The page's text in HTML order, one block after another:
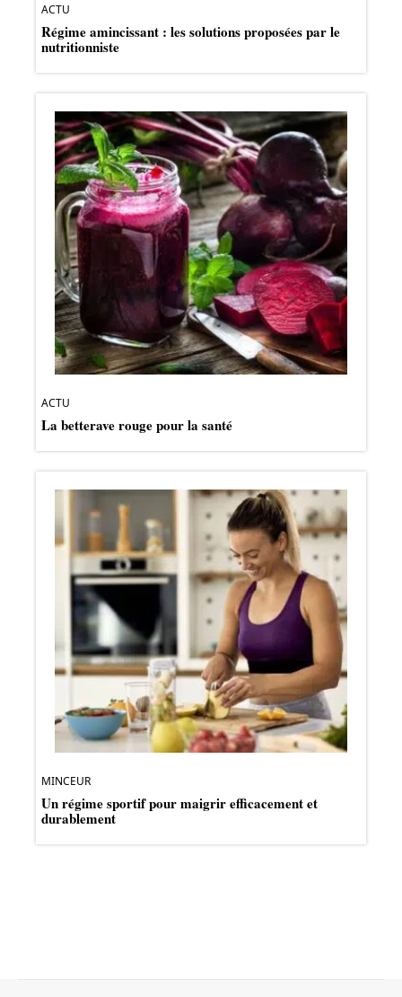
ACTU
Régime amincissant : les solutions proposées par le
nutritionniste
ACTU
La betterave rouge pour la santé
MINCEUR
Un régime sportif pour maigrir efficacement et
durablement